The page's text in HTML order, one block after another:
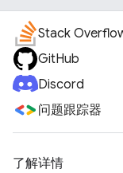
Stack
GitHub
Discord
问题跟踪器
了解详情